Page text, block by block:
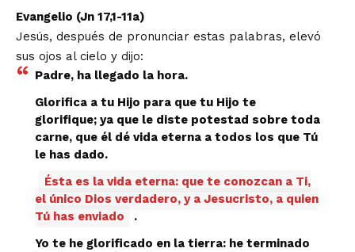
Evangelio (Jn 17,1-11a)
Jesús, después de pronunciar estas palabras, elevó
sus ojos al cielo y dijo:
Padre, ha llegado la hora.
Glorifica a tu Hijo para que tu Hijo te
glorifique; ya que le diste potestad sobre toda
carne, que él dé vida eterna a todos los que Tú
le has dado.
Ésta es la vida eterna: que te conozcan a Ti,
el único Dios verdadero, y a Jesucristo, a quien
Tú has enviado
.
Yo te he glorificado en la tierra: he terminado